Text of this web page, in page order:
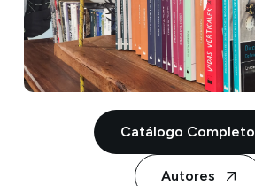
Catálogo Completo
Autores